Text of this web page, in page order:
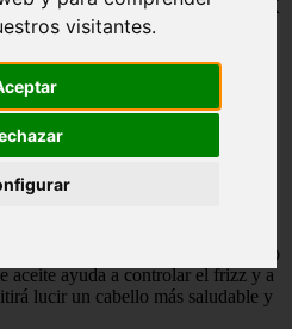
visitantes.
y quieres mejorar su aspecto?
En este artículo hablaremos
utilizarlo para mejorar la
rizado.
sus propiedades hidratantes y
un ingrediente ideal para el cuidado
aceite ayuda a controlar el frizz y a
lucir un cabello más saludable y